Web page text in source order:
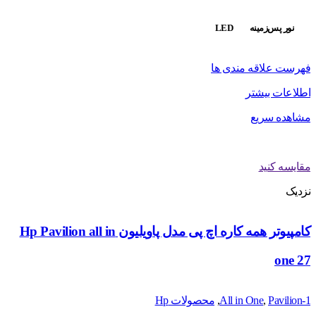
نور پس‌زمینه LED
فهرست علاقه مندی ها
اطلاعات بیشتر
مشاهده سریع
مقایسه کنید
نزدیک
کامپیوتر همه کاره اچ پی مدل پاویلیون Hp Pavilion all in
one 27
All in One, Pavilion-1
, محصولات Hp